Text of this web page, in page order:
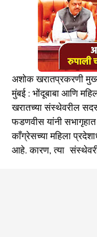
अशोक खरातप्रकरणी
मुंबई : भोंदूबाबा आणि
खरातच्या संस्थेवरील
फडणवीस यांनी सभागृहात
काँग्रेसच्या महिला
आहे. कारण, त्या